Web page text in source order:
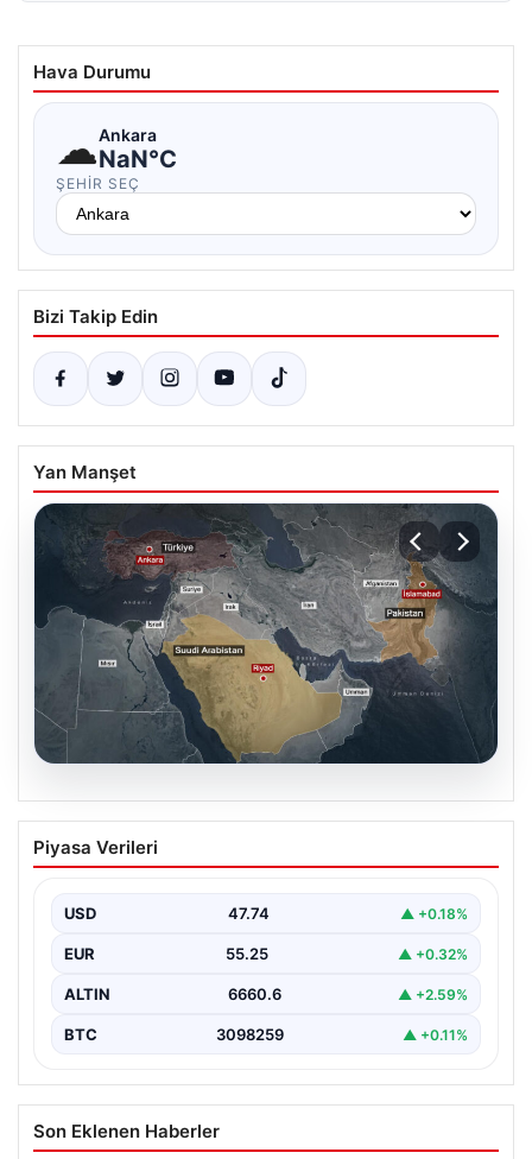
Hava Durumu
☁Ankara
NaN°C
ŞEHIR SEÇ
Bizi Takip Edin
Yan Manşet
07.08.2026
Mekke Ortak Savunma Anlaşması ne
anlama geliyor? Türkiye, Suudi
ayrıntılar ortaya çıktı
Piyasa Verileri
USD 47.74 ▲ +0.18%
EUR 55.25 ▲ +0.32%
ALTIN 6660.6 ▲ +2.59%
BTC 3098259 ▲ +0.11%
Son Eklenen Haberler